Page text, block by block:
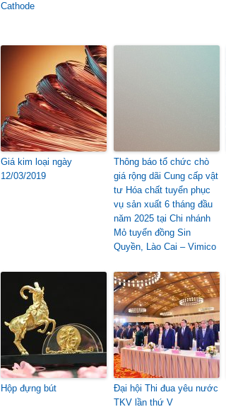
Cathode
Giá kim loại ngày
12/03/2019
Thông báo tổ chức chò
giá rộng dãi Cung cấp vật
tư Hóa chất tuyển phục
vụ sản xuất 6 tháng đầu
năm 2025 tại Chi nhánh
Mỏ tuyển đồng Sin
Quyền, Lào Cai – Vimico
Hộp đựng bút
Đại hội Thi đua yêu nước
TKV lần thứ V